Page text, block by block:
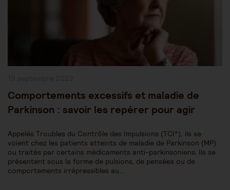
Comportements excessifs et maladie de
Parkinson : savoir les repérer pour agir
Appelés Troubles du Contrôle des Impulsions (TCI*), ils se
voient chez les patients atteints de maladie de Parkinson (MP)
ou traités par certains médicaments anti-parkinsoniens. Ils se
présentent sous la forme de pulsions, de pensées ou de
comportements irrépressibles au…